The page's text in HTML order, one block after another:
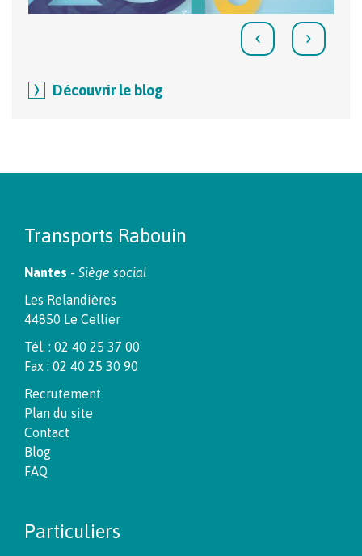
‹ ›
Découvrir le blog
Transports Rabouin
Nantes - Siège social
Les Relandières
44850 Le Cellier
Tél. : 02 40 25 37 00
Fax : 02 40 25 30 90
Recrutement
Plan du site
Contact
Blog
FAQ
Particuliers